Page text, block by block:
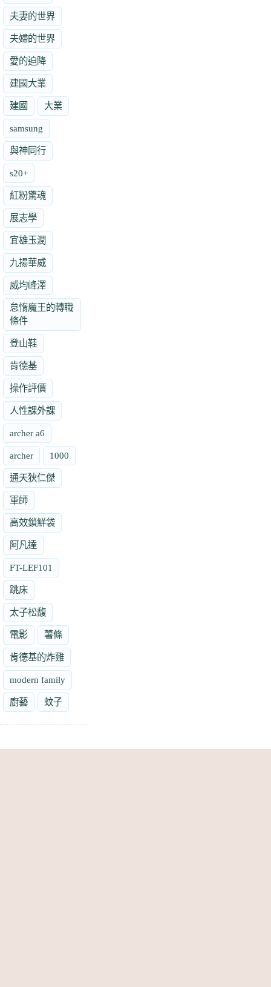
夫妻的世界
夫婦的世界
愛的迫降
建國大業
建國 大業
samsung
與神同行
s20+
紅粉驚魂
展志學
宜雄玉潤
九揚華威
威均峰澤
怠惰魔王的轉職
條件
登山鞋
肯德基
操作評價
人性課外課
archer a6
archer 1000
通天狄仁傑
軍師
高效鎖鮮袋
阿凡達
FT-LEF101
跳床
太子松馥
電影 薯條
肯德基的炸雞
modern family
廚藝 蚊子